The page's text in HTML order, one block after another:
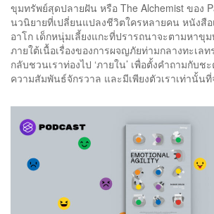
ขุมทรัพย์สุดปลายฝัน หรือ The Alchemist ของ
นวนิยายที่เปลี่ยนแปลงชีวิตใครหลายคน หนังสือ
อาโก เด็กหนุ่มเลี้ยงแกะที่ปรารถนาจะตามหาขุ
ภายใต้เนื้อเรื่องของการผจญภัยท่ามกลางทะเล
กลับชวนเราท่องไป ‘ภายใน’ เพื่อตั้งคำถามกับช
ความสัมพันธ์จักรวาล และมีเพียงตัวเราเท่านั้นที่